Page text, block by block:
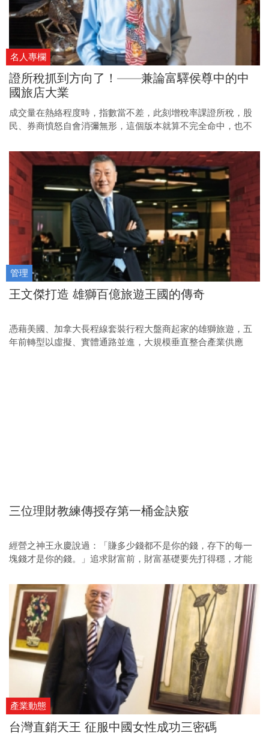
名人專欄
證所稅抓到方向了！——兼論富驛侯尊中的中
國旅店大業
成交量在熱絡程度時，指數當不差，此刻增稅率課證所稅，股
民、券商憤怒自會消彌無形，這個版本就算不完全命中，也不
管理
王文傑打造 雄獅百億旅遊王國的傳奇
憑藉美國、加拿大長程線套裝行程大盤商起家的雄獅旅遊，五
年前轉型以虛擬、實體通路並進，大規模垂直整合產業供應
三位理財教練傳授存第一桶金訣竅
經營之神王永慶說過：「賺多少錢都不是你的錢，存下的每一
塊錢才是你的錢。」追求財富前，財富基礎要先打得穩，才能
追求的六個理財關鍵數字。
產業動態
台灣直銷天王 征服中國女性成功三密碼